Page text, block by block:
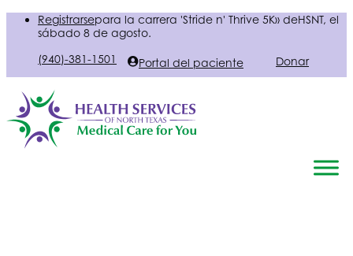
Registrarsepara la carrera 'Stride n' Thrive 5K» deHSNT, el
sábado 8 de agosto.
(940)-381-1501
Portal del paciente Donar